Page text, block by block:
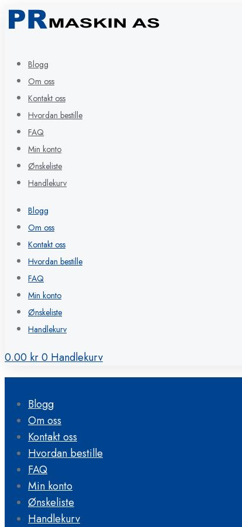
Blogg
Om oss
Kontakt oss
Hvordan bestille
FAQ
Min konto
Ønskeliste
Handlekurv
Blogg
Om oss
Kontakt oss
Hvordan bestille
FAQ
Min konto
Ønskeliste
Handlekurv
0.00kr0Handlekurv
Blogg
Om oss
Kontakt oss
Hvordan bestille
FAQ
Min konto
Ønskeliste
Handlekurv